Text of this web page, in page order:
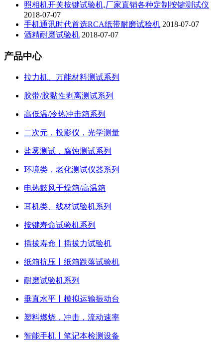
照相机开关按键试验机,厂家直销各种定制按键测试仪
2018-07-07
手机通讯时代首选RCA纸带耐磨试验机 2018-07-07
酒精耐磨试验机 2018-07-07
产品中心
拉力机、万能材料测试系列
胶带/胶黏性剥离测试系列
高低温/冷热冲击箱系列
二次元，投影仪，光学测量
盐雾测试，腐蚀测试系列
环境类，老化测试仪器系列
电热鼓风干燥箱/高温箱
耳机类、线材试验机系列
按键寿命试验机系列
插拔寿命丨插拔力试验机
纸箱抗压丨纸箱跌落试验机
耐磨试验机系列
垂直水平丨模拟运输振动台
塑料燃烧，冲击，流动速率
智能手机丨笔记本检测设备